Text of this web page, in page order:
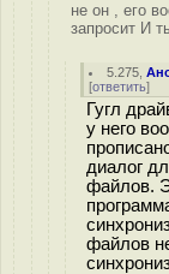
не он , его
запросит И
5.275 ,
[ответить]
Гугл
у него
диалог
файлов.
файлов